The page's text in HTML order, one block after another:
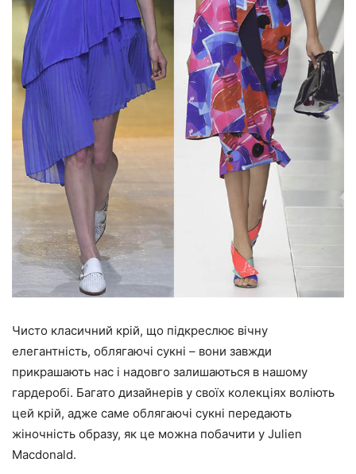
Чисто класичний крій, що підкреслює вічну
елегантність, облягаючі сукні – вони завжди
прикрашають нас і надовго залишаються в нашому
гардеробі. Багато дизайнерів у своїх колекціях воліють
цей крій, адже саме облягаючі сукні передають
жіночність образу, як це можна побачити у Julien
Macdonald.